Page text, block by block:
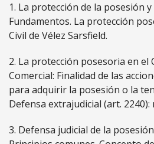
1. La protección de la posesión
Fundamentos. La protección
Civil de Vélez Sarsfield.
2. La protección posesoria en el
Comercial: Finalidad de las
para adquirir la posesión o la
Defensa extrajudicial (art.
3. Defensa judicial de la